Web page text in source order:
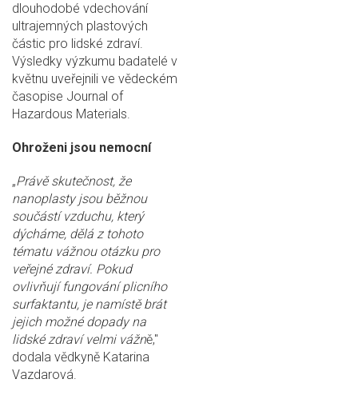
dlouhodobé vdechování
ultrajemných plastových
částic pro lidské zdraví.
Výsledky výzkumu badatelé v
květnu uveřejnili ve vědeckém
časopise Journal of
Hazardous Materials.
Ohroženi jsou nemocní
„Právě skutečnost, že
nanoplasty jsou běžnou
součástí vzduchu, který
dýcháme, dělá z tohoto
tématu vážnou otázku pro
veřejné zdraví. Pokud
ovlivňují fungování plicního
surfaktantu, je namístě brát
jejich možné dopady na
lidské zdraví velmi vážně,"
dodala vědkyně Katarina
Vazdarová.